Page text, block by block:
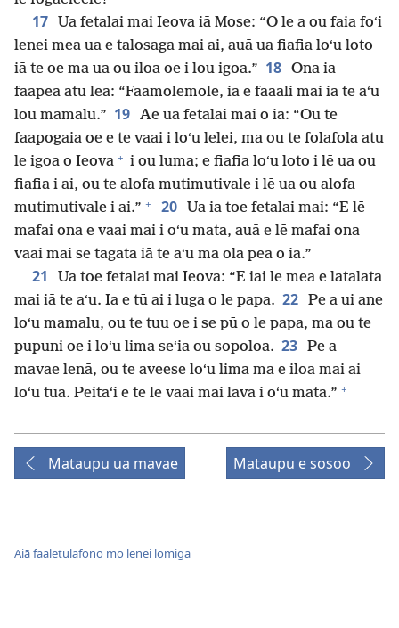
17
Ua fetalai mai Ieova iā Mose: “O le a ou faia foʻi
lenei mea ua e talosaga mai ai, auā ua fiafia loʻu loto
iā te oe ma ua ou iloa oe i lou igoa.” 18 Ona ia
faapea atu lea: “Faamolemole, ia e faaali mai iā te aʻu
lou mamalu.” 19 Ae ua fetalai mai o ia: “Ou te
faapogaia oe e te vaai i loʻu lelei, ma ou te folafola atu
le igoa o Ieova + i ou luma; e fiafia loʻu loto i lē ua ou
fiafia i ai, ou te alofa mutimutivale i lē ua ou alofa
mutimutivale i ai.” + 20
Ua ia toe fetalai mai: “E lē
mafai ona e vaai mai i oʻu mata, auā e lē mafai ona
vaai mai se tagata iā te aʻu ma ola pea o ia.”
21
Ua toe fetalai mai Ieova: “E iai le mea e latalata
mai iā te aʻu. Ia e tū ai i luga o le papa. 22 Pe a ui ane
loʻu mamalu, ou te tuu oe i se pū o le papa, ma ou te
pupuni oe i loʻu lima seʻia ou sopoloa. 23 Pe a
mavae lenā, ou te aveese loʻu lima ma e iloa mai ai
loʻu tua. Peitaʻi e te lē vaai mai lava i oʻu mata.” +
Mataupu ua mavae Mataupu e sosoo
Aiā faaletulafono mo lenei lomiga